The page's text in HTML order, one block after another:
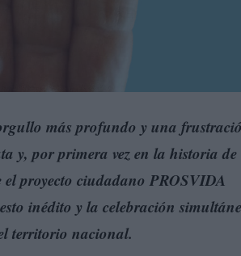
más profundo y una
y, por primera vez en la historia de
proyecto ciudadano PROSVIDA
inédito y la celebración
territorio nacional.